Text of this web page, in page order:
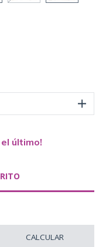
último!
CALCULAR